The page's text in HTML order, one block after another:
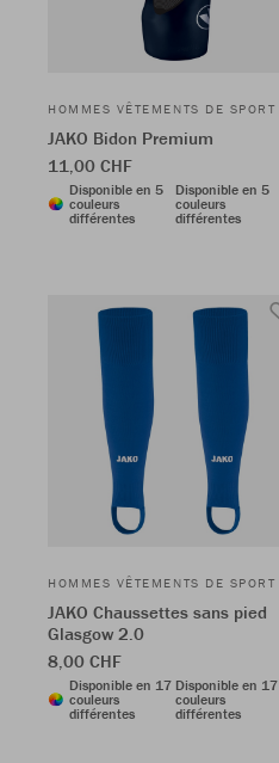
HOMMES VÊTEMENTS DE SPORT
JAKO Bidon Premium
11,00 CHF
Disponible en 5
couleurs
différentes
Disponible en 5
couleurs
différentes
HOMMES VÊTEMENTS DE SPORT
JAKO Chaussettes sans pied
Glasgow 2.0
8,00 CHF
Disponible en 17
couleurs
différentes
Disponible en 17
couleurs
différentes